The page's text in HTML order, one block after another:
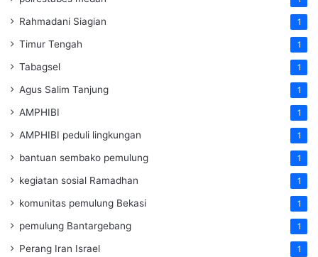
Rahmadani Siagian 1
Timur Tengah 1
Tabagsel 1
Agus Salim Tanjung 1
AMPHIBI 1
AMPHIBI peduli lingkungan 1
bantuan sembako pemulung 1
kegiatan sosial Ramadhan 1
komunitas pemulung Bekasi 1
pemulung Bantargebang 1
Perang Iran Israel 1